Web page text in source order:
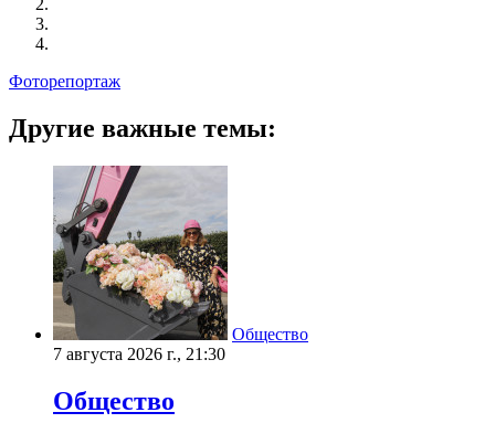
Фоторепортаж
Другие важные темы:
Общество
7 августа 2026 г., 21:30
Общество